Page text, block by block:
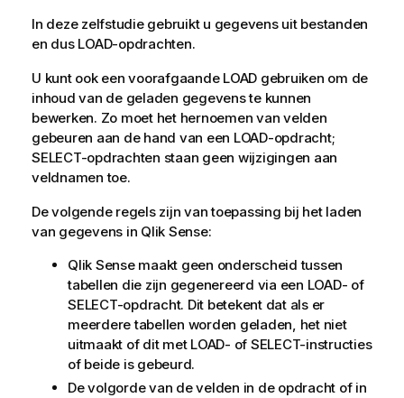
In deze zelfstudie gebruikt u gegevens uit bestanden
en dus LOAD-opdrachten.
U kunt ook een voorafgaande LOAD gebruiken om de
inhoud van de geladen gegevens te kunnen
bewerken. Zo moet het hernoemen van velden
gebeuren aan de hand van een LOAD-opdracht;
SELECT-opdrachten staan geen wijzigingen aan
veldnamen toe.
De volgende regels zijn van toepassing bij het laden
van gegevens in Qlik Sense:
Qlik Sensemaakt geen onderscheid tussen
tabellen die zijn gegenereerd via een LOAD- of
SELECT-opdracht. Dit betekent dat als er
meerdere tabellen worden geladen, het niet
uitmaakt of dit met LOAD- of SELECT-instructies
of beide is gebeurd.
De volgorde van de velden in de opdracht of in